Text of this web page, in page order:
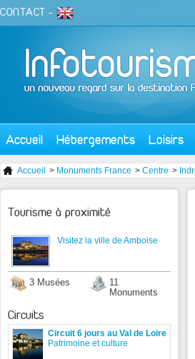
CONTACT -
Accueil Hébergements Loisirs
Accueil > Monuments France > Centre >
Tourisme à proximité
Visitez la ville de Amboise
3 Musées
11
Monuments
Circuits
Circuit 6 jours au Val de Loire
Patrimoine et culture